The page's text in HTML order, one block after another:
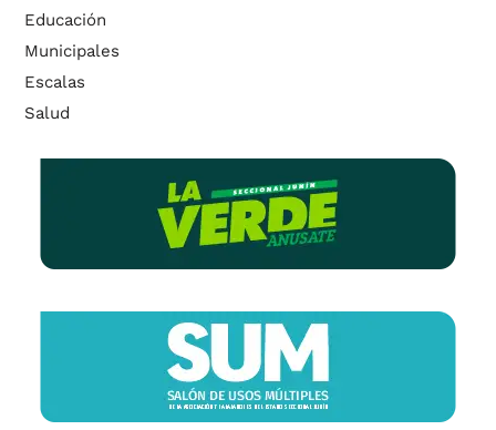
Educación
Municipales
Escalas
Salud